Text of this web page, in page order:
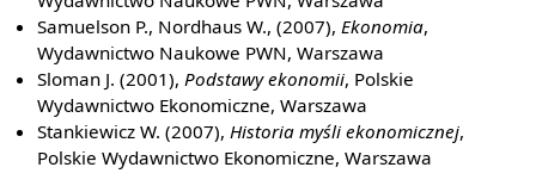
Samuelson P., Nordhaus W., (2007), Ekonomia,
Wydawnictwo Naukowe PWN, Warszawa
Sloman J. (2001), Podstawy ekonomii, Polskie
Wydawnictwo Ekonomiczne, Warszawa
Stankiewicz W. (2007), Historia myśli ekonomicznej,
Polskie Wydawnictwo Ekonomiczne, Warszawa